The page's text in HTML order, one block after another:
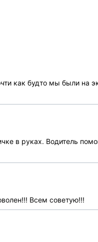
как будто мы были на
в руках. Водитель
Всем советую!!!